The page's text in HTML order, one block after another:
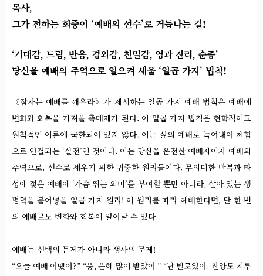
목사,
그가 전하는 회중이 ‘예배의 선수’로 거듭나는 길!
‘기대감, 드림, 반응, 경외감, 친밀감, 영과 진리, 순종’
당신을 예배의 주역으로 일으켜 세울 ‘일곱 가지’ 법칙!
《잠자는 예배를 깨우라》가 제시하는 일곱 가지 예배 법칙은 예배에
변화와 회복을 가져올 촉매제가 된다. 이 일곱 가지 법칙은 현학적이고
원칙적인 이론에 국한되어 있지 않다. 이는 삶의 예배로 녹여내어 체험
으로 연결되는 ‘실전’인 것이다. 이는 당신을 온전한 예배자이자 예배의
주역으로, 선수로 세우기 위한 귀중한 원리들이다. 무의미한 반복과 타
성에 젖은 예배에 ‘가슴 뛰는 의미’를 부여할 뿐만 아니라, 살아 있는 생
명력을 불어넣을 일곱 가지 원리! 이 원리를 따라 예배한다면, 단 한 번
의 예배로도 변화와 회복이 일어날 수 있다.
예배는 선택의 문제가 아니라 생사의 문제!
“오늘 예배 어땠어?” “응, 은혜 많이 받았어.” “난 별로였어. 찬양도 지루